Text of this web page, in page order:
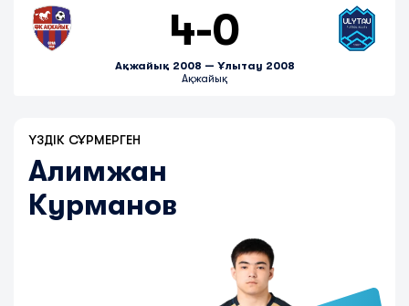
4-0
Ақжайық 2008 — Ұлытау 2008
Ақжайық
ҮЗДІК СҰРМЕРГЕН
Алимжан
Курманов